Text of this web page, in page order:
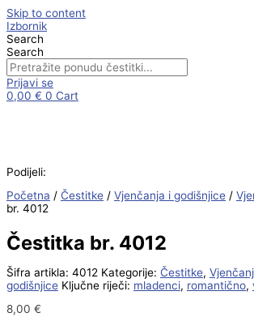
Skip to content
Izbornik
Search
Search
Prijavi se
0,00 € 0 Cart
Podijeli:
Početna / Čestitke / Vjenčanja i godišnjice /
br. 4012
Čestitka br. 4012
Šifra artikla: 4012 Kategorije: Čestitke,
godišnjice Ključne riječi: mladenci, romantično,
8,00 €